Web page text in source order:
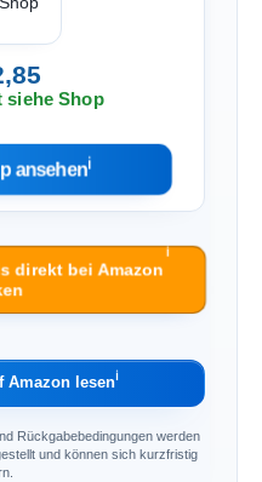
siehe Shop
ansehenℹ︎
direkt bei Amazon
ℹ︎
Amazon lesenℹ︎
Rückgabebedingungen werden
und können sich kurzfristig